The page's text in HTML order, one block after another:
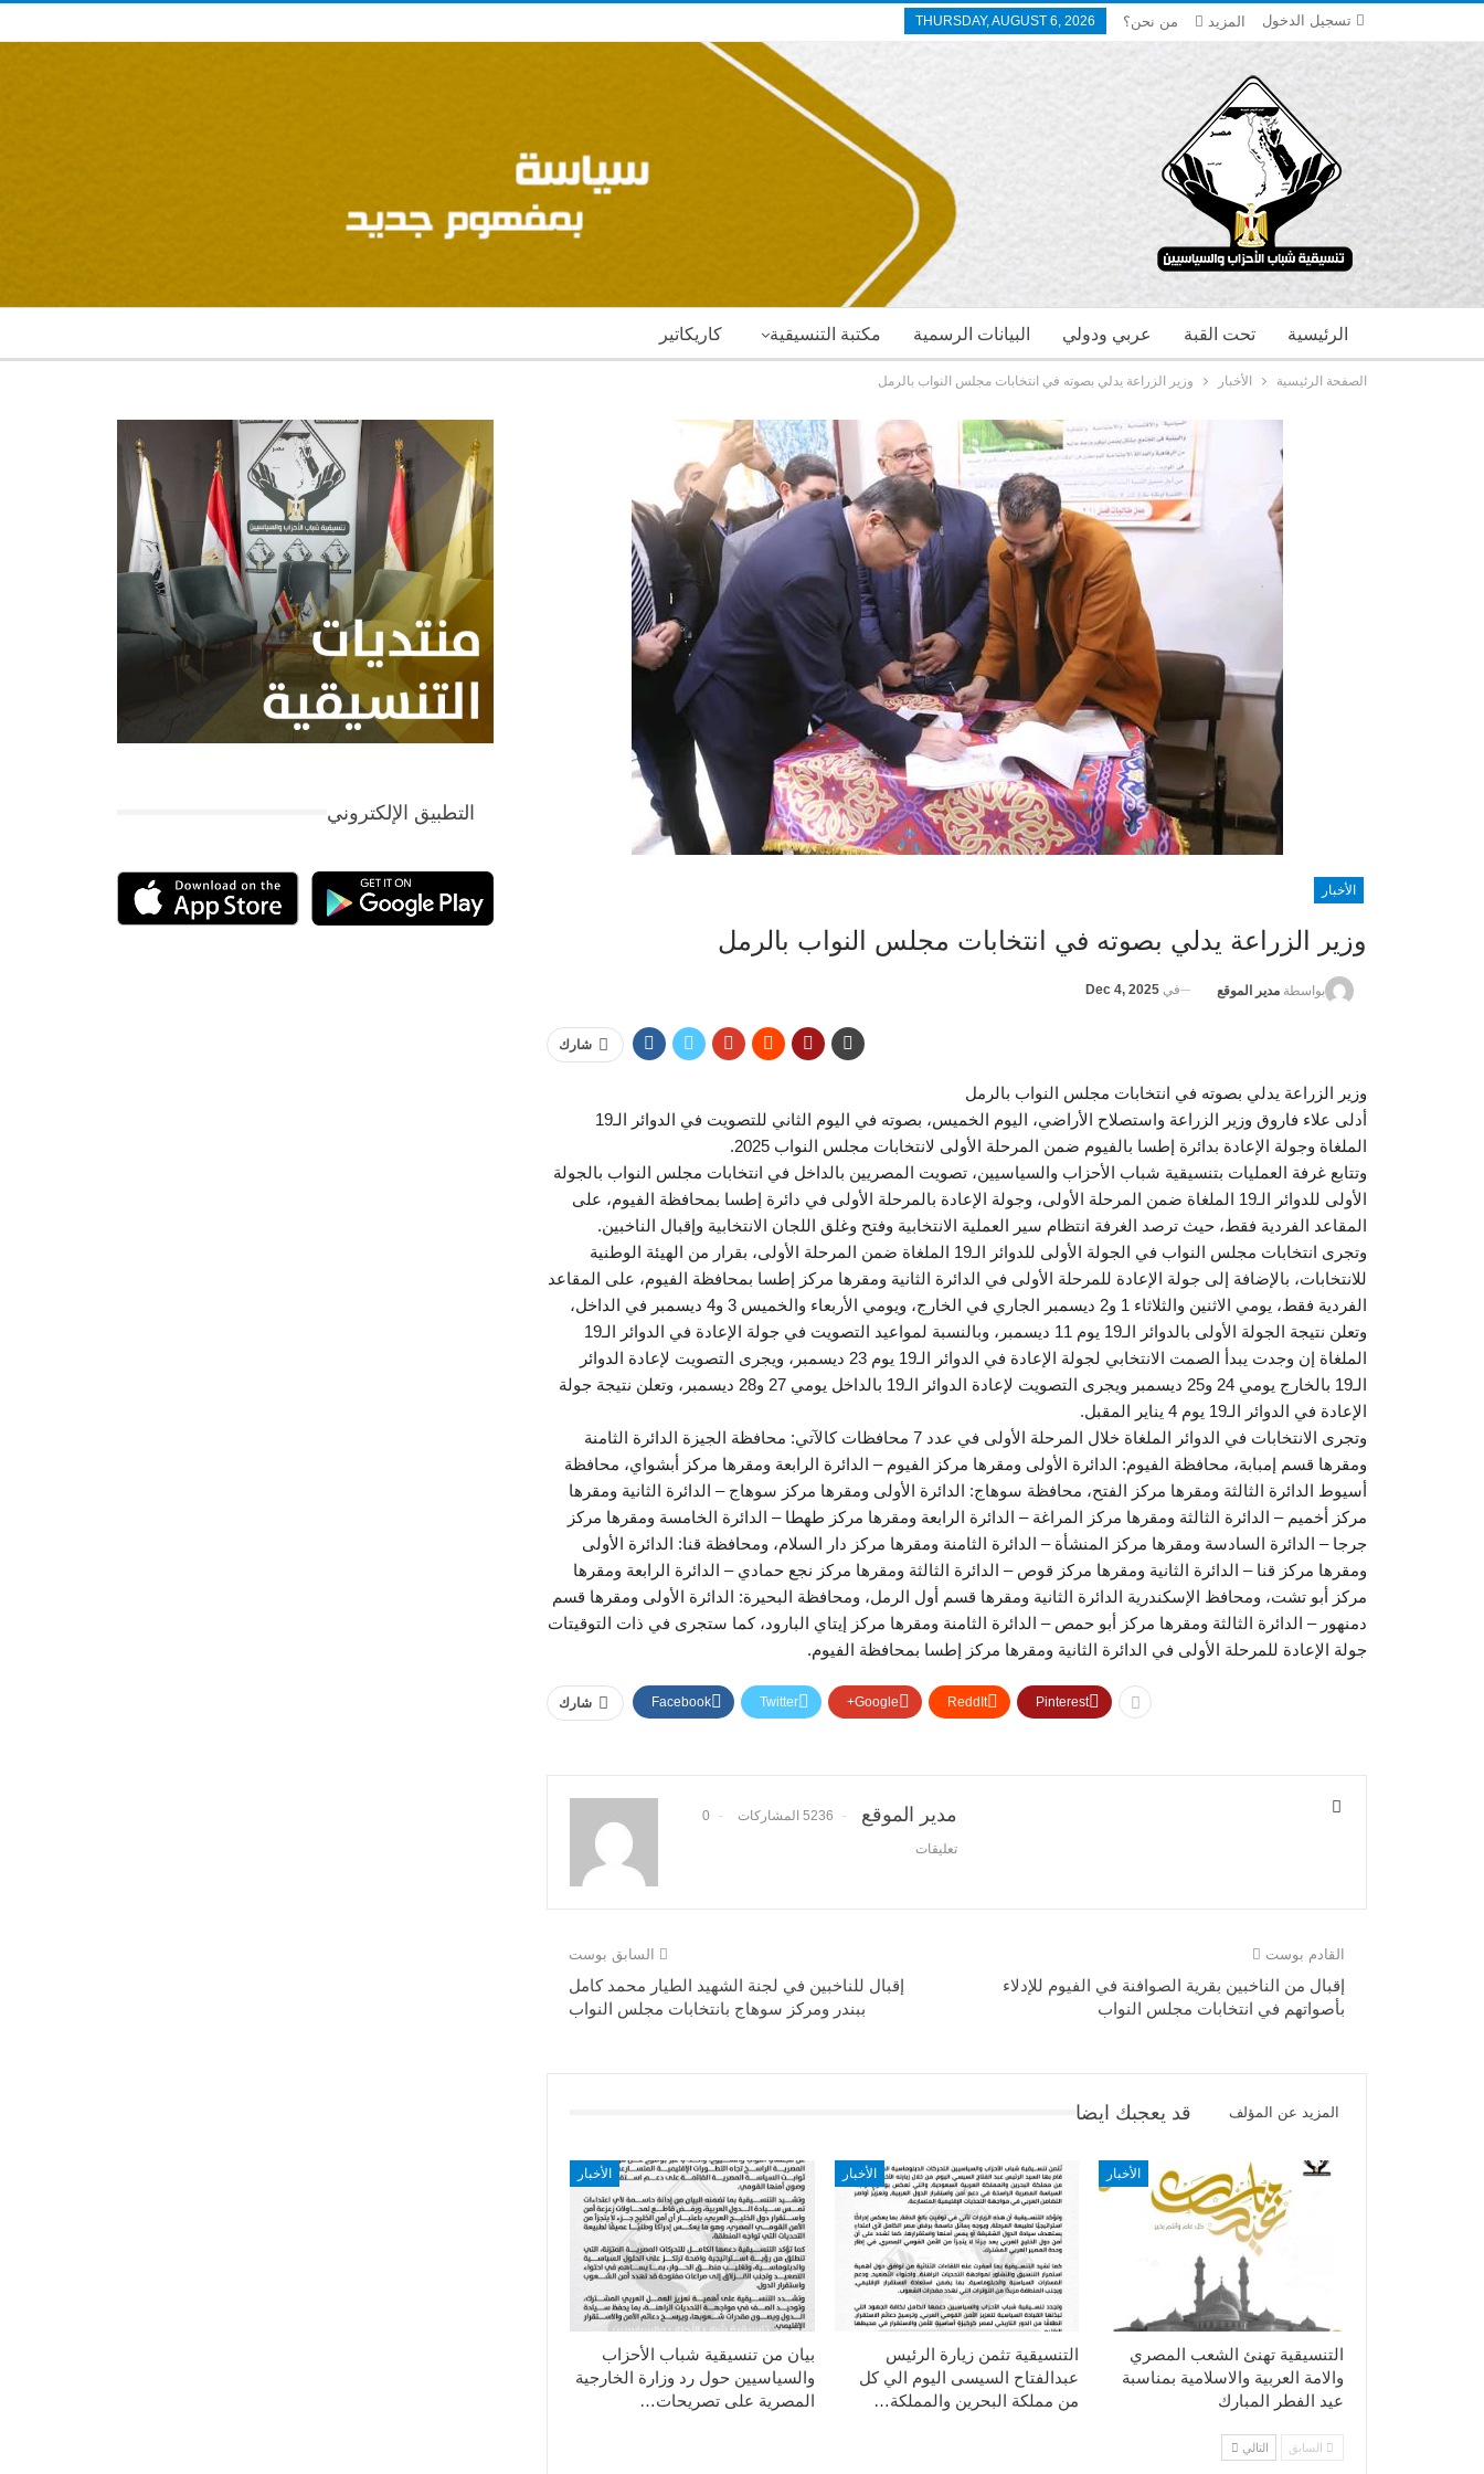
تسجيل الدخول THURSDAY, AUGUST 6, 2026 من نحن؟ المزيد
كاريكاتير مكتبة التنسيقية البيانات الرسمية عربي ودولي تحت القبة الرئيسية
الصفحة الرئيسية الأخبار وزير الزراعة يدلي بصوته في انتخابات مجلس النواب بالرمل
الأخبار
وزير الزراعة يدلي بصوته في انتخابات مجلس النواب بالرمل
بواسطة مدير الموقع في Dec 4, 2025
شارك
وزير الزراعة يدلي بصوته في انتخابات مجلس النواب بالرمل
أدلى علاء فاروق وزير الزراعة واستصلاح الأراضي، اليوم الخميس، بصوته في اليوم الثاني للتصويت في الدوائر الـ19
الملغاة وجولة الإعادة بدائرة إطسا بالفيوم ضمن المرحلة الأولى لانتخابات مجلس النواب 2025.
وتتابع غرفة العمليات بتنسيقية شباب الأحزاب والسياسيين، تصويت المصريين بالداخل في انتخابات مجلس النواب بالجولة
الأولى للدوائر الـ19 الملغاة ضمن المرحلة الأولى، وجولة الإعادة بالمرحلة الأولى في دائرة إطسا بمحافظة الفيوم، على
المقاعد الفردية فقط، حيث ترصد الغرفة انتظام سير العملية الانتخابية وفتح وغلق اللجان الانتخابية وإقبال الناخبين.
وتجرى انتخابات مجلس النواب في الجولة الأولى للدوائر الـ19 الملغاة ضمن المرحلة الأولى، بقرار من الهيئة الوطنية
للانتخابات، بالإضافة إلى جولة الإعادة للمرحلة الأولى في الدائرة الثانية ومقرها مركز إطسا بمحافظة الفيوم، على المقاعد
الفردية فقط، يومي الاثنين والثلاثاء 1 و2 ديسمبر الجاري في الخارج، ويومي الأربعاء والخميس 3 و4 ديسمبر في الداخل،
وتعلن نتيجة الجولة الأولى بالدوائر الـ19 يوم 11 ديسمبر، وبالنسبة لمواعيد التصويت في جولة الإعادة في الدوائر الـ19
الملغاة إن وجدت يبدأ الصمت الانتخابي لجولة الإعادة في الدوائر الـ19 يوم 23 ديسمبر، ويجرى التصويت لإعادة الدوائر
الـ19 بالخارج يومي 24 و25 ديسمبر ويجرى التصويت لإعادة الدوائر الـ19 بالداخل يومي 27 و28 ديسمبر، وتعلن نتيجة جولة
الإعادة في الدوائر الـ19 يوم 4 يناير المقبل.
وتجرى الانتخابات في الدوائر الملغاة خلال المرحلة الأولى في عدد 7 محافظات كالآتي: محافظة الجيزة الدائرة الثامنة
ومقرها قسم إمبابة، محافظة الفيوم: الدائرة الأولى ومقرها مركز الفيوم – الدائرة الرابعة ومقرها مركز أبشواي، محافظة
أسيوط الدائرة الثالثة ومقرها مركز الفتح، محافظة سوهاج: الدائرة الأولى ومقرها مركز سوهاج – الدائرة الثانية ومقرها
مركز أخميم – الدائرة الثالثة ومقرها مركز المراغة – الدائرة الرابعة ومقرها مركز طهطا – الدائرة الخامسة ومقرها مركز
جرجا – الدائرة السادسة ومقرها مركز المنشأة – الدائرة الثامنة ومقرها مركز دار السلام، ومحافظة قنا: الدائرة الأولى
ومقرها مركز قنا – الدائرة الثانية ومقرها مركز قوص – الدائرة الثالثة ومقرها مركز نجع حمادي – الدائرة الرابعة ومقرها
مركز أبو تشت، ومحافظ الإسكندرية الدائرة الثانية ومقرها قسم أول الرمل، ومحافظة البحيرة: الدائرة الأولى ومقرها قسم
دمنهور – الدائرة الثالثة ومقرها مركز أبو حمص – الدائرة الثامنة ومقرها مركز إيتاي البارود، كما ستجرى في ذات التوقيتات
جولة الإعادة للمرحلة الأولى في الدائرة الثانية ومقرها مركز إطسا بمحافظة الفيوم.
شارك Facebook Twitter Google+ ReddIt Pinterest
مدير الموقع 5236 المشاركات 0
تعليقات
السابق بوست
إقبال للناخبين في لجنة الشهيد الطيار محمد كامل
ببندر ومركز سوهاج بانتخابات مجلس النواب
القادم بوست
إقبال من الناخبين بقرية الصوافنة في الفيوم للإدلاء
بأصواتهم في انتخابات مجلس النواب
قد يعجبك ايضا المزيد عن المؤلف
الأخبار
بيان من تنسيقية شباب الأحزاب
والسياسيين حول رد وزارة الخارجية
المصرية على تصريحات…
الأخبار
التنسيقية تثمن زيارة الرئيس
عبدالفتاح السيسى اليوم الي كل
من مملكة البحرين والمملكة…
الأخبار
التنسيقية تهنئ الشعب المصري
والامة العربية والاسلامية بمناسبة
عيد الفطر المبارك
السابق التالي
التطبيق الإلكتروني